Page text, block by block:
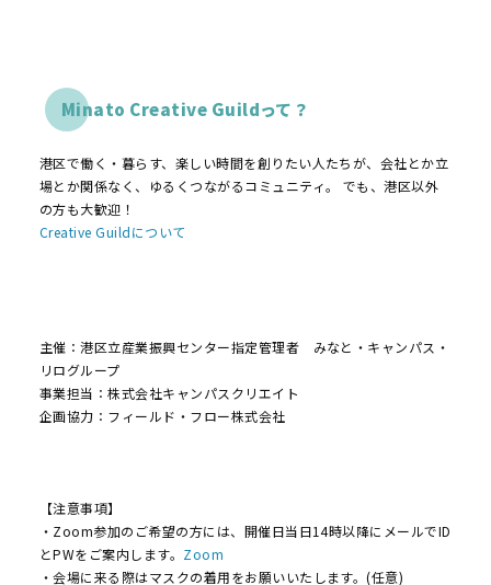
Minato Creative Guildって？
港区で働く・暮らす、楽しい時間を創りたい人たちが、会社とか立
場とか関係なく、ゆるくつながるコミュニティ。 でも、港区以外
の方も大歓迎！
Creative Guildについて
主催：港区立産業振興センター指定管理者 みなと・キャンパス・
リログループ
事業担当：株式会社キャンパスクリエイト
企画協力：フィールド・フロー株式会社
【注意事項】
・Zoom参加のご希望の方には、開催日当日14時以降にメールでID
とPWをご案内します。 Zoom
・会場に来る際はマスクの着用をお願いいたします。(任意)